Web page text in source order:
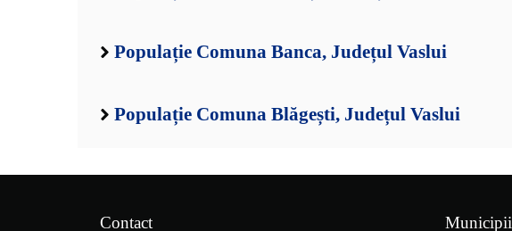
Populație Comuna Banca, Județul Vaslui
Populație Comuna Blăgești, Județul Vaslui
Contact Municipii